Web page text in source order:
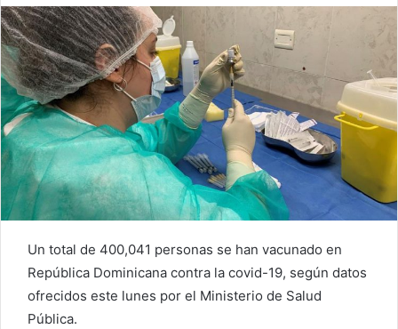
Un total de 400,041 personas se han vacunado en
República Dominicana contra la covid-19, según datos
ofrecidos este lunes por el Ministerio de Salud
Pública.